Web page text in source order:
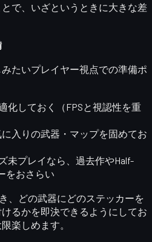
で、いざというときに大きな差
たいプレイヤー視点での準備ポ
化しておく（FPSと視認性を重
に入りの武器・マップを固めてお
未プレイなら、過去作やHalf-
をおさらい
、どの武器にどのステッカーを
るかを即決できるようにしてお
楽しめます。